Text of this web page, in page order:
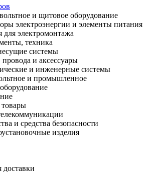
и щитовое оборудование
электроэнергии и элементы питания
для электромонтажа
техника
системы
и аксессуары
и инженерные системы
и промышленное
и средства безопасности
изделия
доставки